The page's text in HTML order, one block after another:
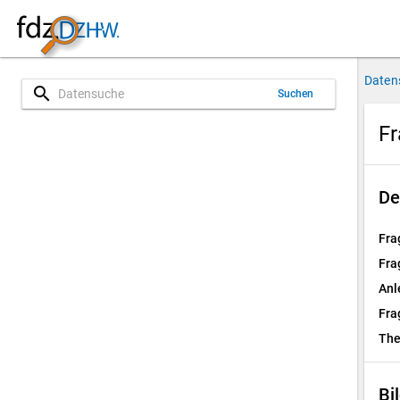
search Suchen